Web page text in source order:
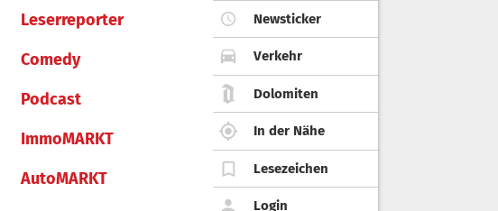
Leserreporter
Comedy
Podcast
ImmoMARKT
AutoMARKT
Newsticker
Verkehr
Dolomiten
In der Nähe
Lesezeichen
Login